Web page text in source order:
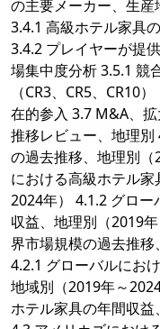
の主要メーカー、生
3.4.1 高級ホテル家具
3.4.2 プレイヤーが提
場集中度分析 3.5.1 競
（CR3、CR5、CR10
在的参入 3.7 M&A、
推移レビュー、地理
の過去推移、地理別
における高級ホテル
2024年） 4.1.2 グロ
収益、地理別（2019
界市場規模の過去推移
4.2.1 グローバルにお
地域別（2019年～
ホテル家具の年間収益